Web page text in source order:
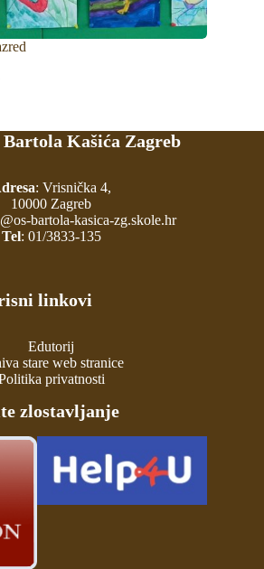
Bartola Kašića Zagreb
: Vrisnička 4,
10000 Zagreb
bartola-kasica-zg.skole.hr
Tel: 01/3833-135
linkovi
Edutorij
stare web stranice
privatnosti
zlostavljanje